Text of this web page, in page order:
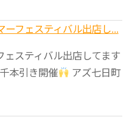
フェスティバル出店し...
ェスティバル出店してます
本引き開催
アズ七日町